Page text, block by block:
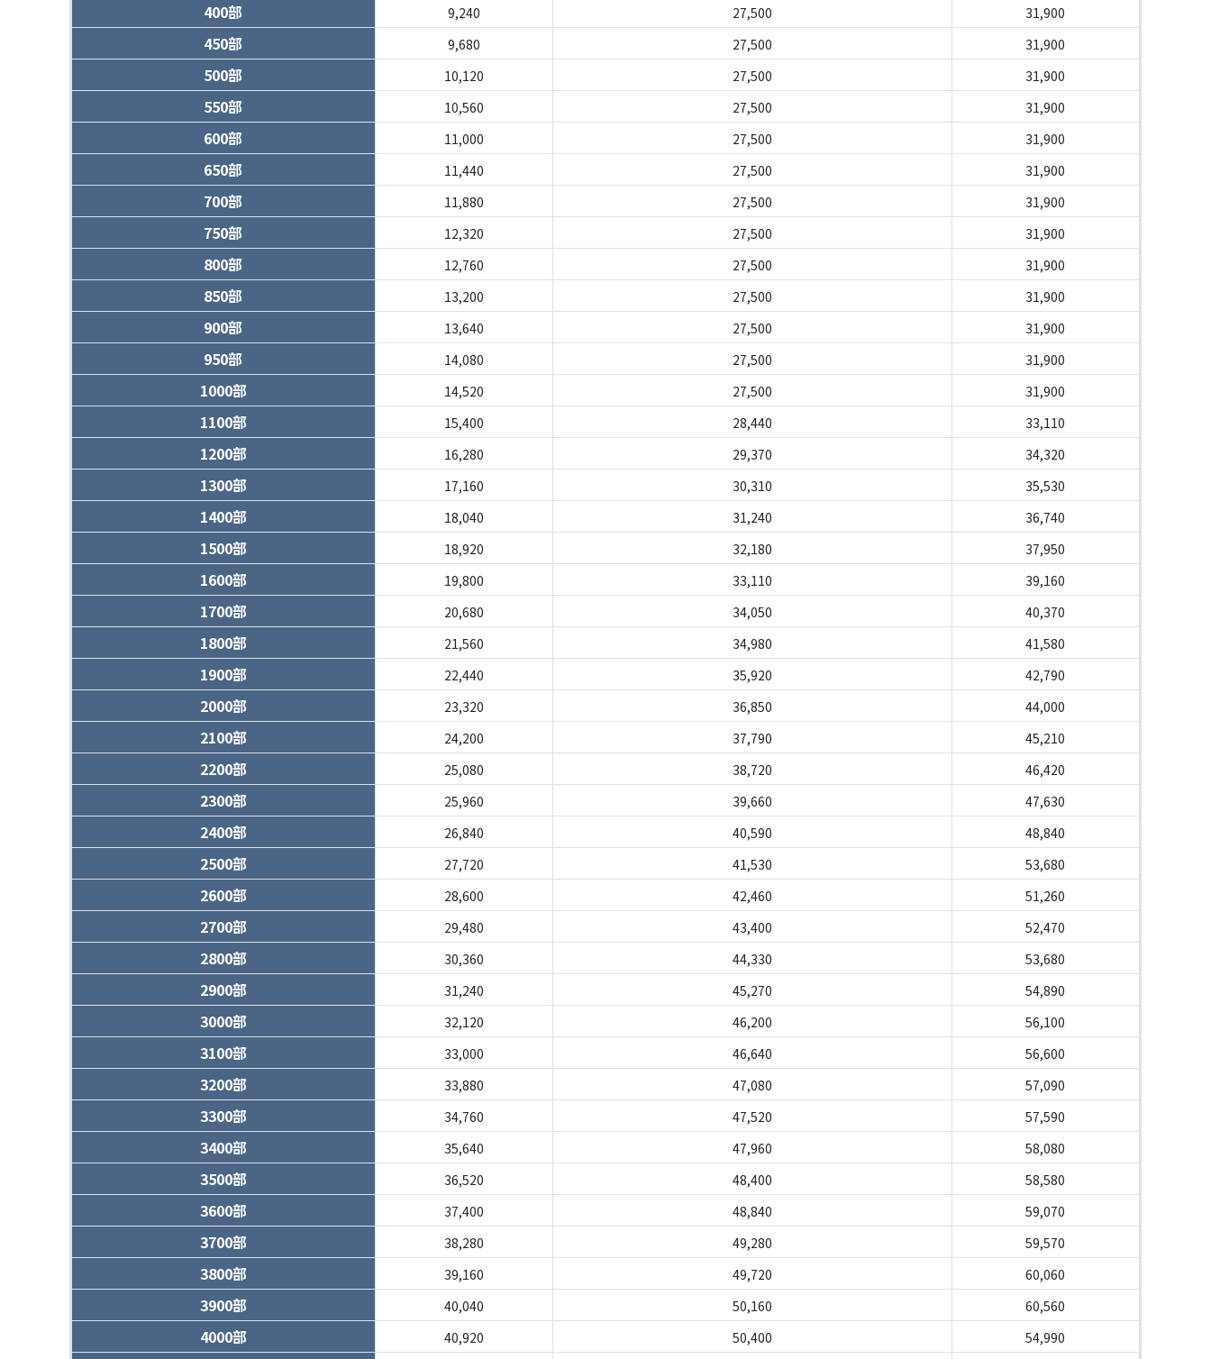
400部 9,240 27,500 31,900
450部 9,680 27,500 31,900
500部 10,120 27,500 31,900
550部 10,560 27,500 31,900
600部 11,000 27,500 31,900
650部 11,440 27,500 31,900
700部 11,880 27,500 31,900
750部 12,320 27,500 31,900
800部 12,760 27,500 31,900
850部 13,200 27,500 31,900
900部 13,640 27,500 31,900
950部 14,080 27,500 31,900
1000部 14,520 27,500 31,900
1100部 15,400 28,440 33,110
1200部 16,280 29,370 34,320
1300部 17,160 30,310 35,530
1400部 18,040 31,240 36,740
1500部 18,920 32,180 37,950
1600部 19,800 33,110 39,160
1700部 20,680 34,050 40,370
1800部 21,560 34,980 41,580
1900部 22,440 35,920 42,790
2000部 23,320 36,850 44,000
2100部 24,200 37,790 45,210
2200部 25,080 38,720 46,420
2300部 25,960 39,660 47,630
2400部 26,840 40,590 48,840
2500部 27,720 41,530 53,680
2600部 28,600 42,460 51,260
2700部 29,480 43,400 52,470
2800部 30,360 44,330 53,680
2900部 31,240 45,270 54,890
3000部 32,120 46,200 56,100
3100部 33,000 46,640 56,600
3200部 33,880 47,080 57,090
3300部 34,760 47,520 57,590
3400部 35,640 47,960 58,080
3500部 36,520 48,400 58,580
3600部 37,400 48,840 59,070
3700部 38,280 49,280 59,570
3800部 39,160 49,720 60,060
3900部 40,040 50,160 60,560
4000部 40,920 50,400 54,990